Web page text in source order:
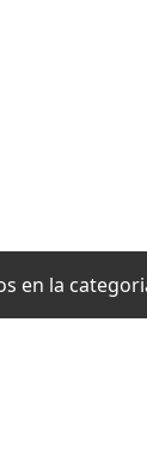
en la